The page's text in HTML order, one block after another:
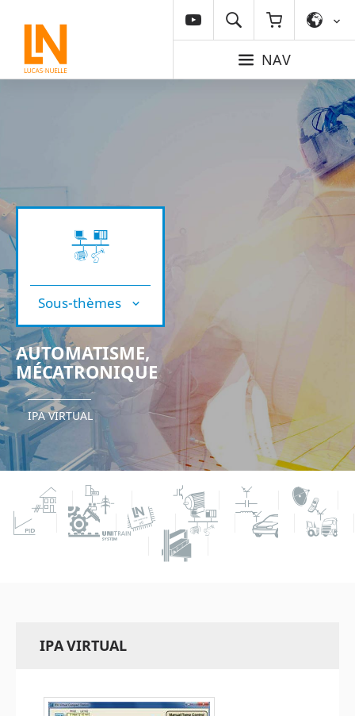
NAV
Sous-thèmes
AUTOMATISME,
MÉCATRONIQUE
IPA VIRTUAL
IPA VIRTUAL